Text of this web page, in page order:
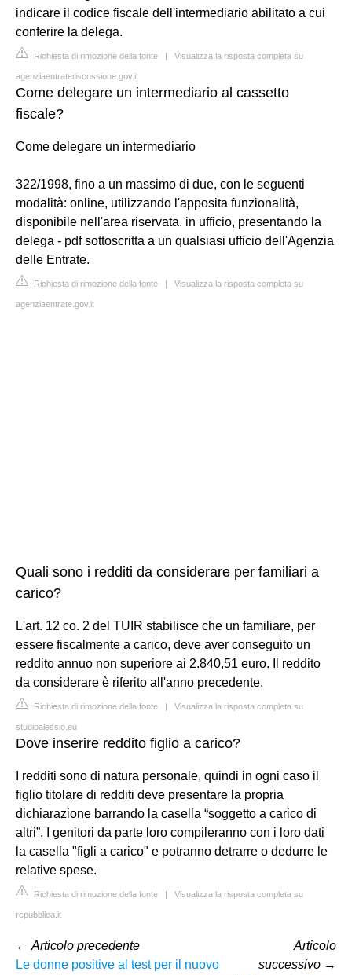
indicare il codice fiscale dell'intermediario abilitato a cui
conferire la delega.
Richiesta di rimozione della fonte | Visualizza la risposta completa su
agenziaentrateriscossione.gov.it
Come delegare un intermediario al cassetto
fiscale?
Come delegare un intermediario
322/1998, fino a un massimo di due, con le seguenti
modalità: online, utilizzando l'apposita funzionalità,
disponibile nell'area riservata. in ufficio, presentando la
delega - pdf sottoscritta a un qualsiasi ufficio dell'Agenzia
delle Entrate.
Richiesta di rimozione della fonte | Visualizza la risposta completa su
agenziaentrate.gov.it
Quali sono i redditi da considerare per familiari a
carico?
L'art. 12 co. 2 del TUIR stabilisce che un familiare, per
essere fiscalmente a carico, deve aver conseguito un
reddito annuo non superiore ai 2.840,51 euro. Il reddito
da considerare è riferito all'anno precedente.
Richiesta di rimozione della fonte | Visualizza la risposta completa su
studioalessio.eu
Dove inserire reddito figlio a carico?
I redditi sono di natura personale, quindi in ogni caso il
figlio titolare di redditi deve presentare la propria
dichiarazione barrando la casella “soggetto a carico di
altri”. I genitori da parte loro compileranno con i loro dati
la casella "figli a carico" e potranno detrarre o dedurre le
relative spese.
Richiesta di rimozione della fonte | Visualizza la risposta completa su
repubblica.it
← Articolo precedente
Le donne positive al test per il nuovo
Articolo
successivo →